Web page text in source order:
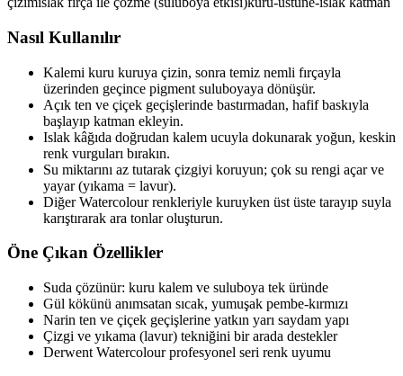
Nasıl Kullanılır
Kalemi kuru kuruya çizin, sonra temiz nemli fırçayla
üzerinden geçince pigment suluboyaya dönüşür.
Açık ten ve çiçek geçişlerinde bastırmadan, hafif baskıyla
başlayıp katman ekleyin.
Islak kâğıda doğrudan kalem ucuyla dokunarak yoğun, keskin
renk vurguları bırakın.
Su miktarını az tutarak çizgiyi koruyun; çok su rengi açar ve
yayar (yıkama = lavur).
Diğer Watercolour renkleriyle kuruyken üst üste tarayıp suyla
karıştırarak ara tonlar oluşturun.
Öne Çıkan Özellikler
Suda çözünür: kuru kalem ve suluboya tek üründe
Gül kökünü anımsatan sıcak, yumuşak pembe-kırmızı
Narin ten ve çiçek geçişlerine yatkın yarı saydam yapı
Çizgi ve yıkama (lavur) tekniğini bir arada destekler
Derwent Watercolour profesyonel seri renk uyumu